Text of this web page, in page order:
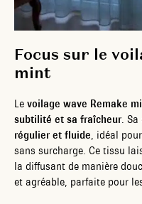
Focus sur le
mint
Le voilage wave Remake
subtilité et sa fraîcheur .
régulier et fluide , idéal
sans surcharge. Ce tissu
la diffusant de manière
et agréable, parfaite pour